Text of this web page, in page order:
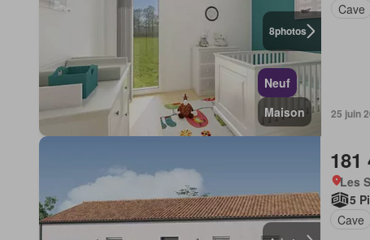
8photos
Neuf
Maison
Cave
25 juin
181
Les
5
Cave